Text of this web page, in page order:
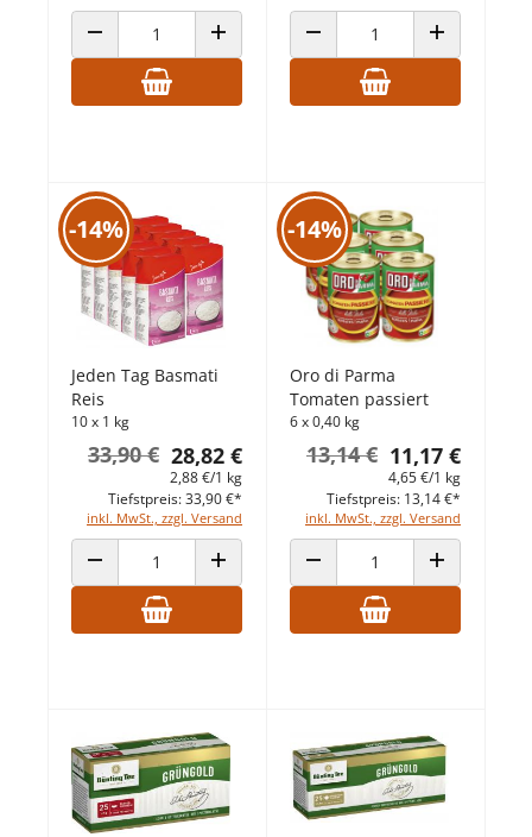
ANZAHL VERRINGERNANZAHL ERHÖHENANZAHL VERRINGERNANZAHL
-14%
Jeden Tag Basmati
Reis
10 x 1 kg
28,82 €
33,90 €
2,88 €/1 kg
inkl. MwSt., zzgl. Versand
Tiefstpreis: 33,90 €*
ANZAHL VERRINGERNANZAHL ERHÖHEN
-14%
Oro di Parma
Tomaten passiert
6 x 0,40 kg
11,17 €
13,14 €
4,65 €/1 kg
inkl. MwSt., zzgl. Versand
Tiefstpreis: 13,14 €*
ANZAHL VERRINGERNANZAHL